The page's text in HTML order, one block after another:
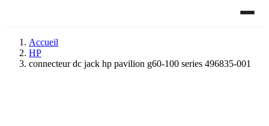
Accueil
HP
connecteur dc jack hp pavilion g60-100 series 496835-001